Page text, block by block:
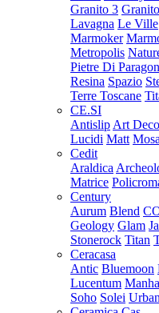
Granito 3
Lavagna Le Ville
Marmoker
Metropolis
Pietre Di
Resina Spazio
Terre Toscane
CE.SI
Antislip Art Deco
Lucidi Matt
Cedit
Araldica
Matrice
Century
Aurum Blend
Geology Glam
Stonerock Titan
Ceracasa
Antic Bluemoon
Lucentum
Soho Solei Urban